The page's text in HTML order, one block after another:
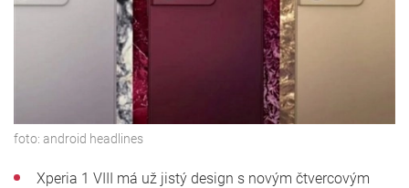
foto: android headlines
Xperia 1 VIII má už jistý design s novým čtvercovým